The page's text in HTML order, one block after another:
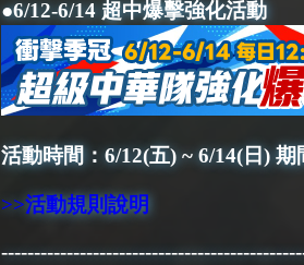
●6/12-6/14 超中爆擊強化活動
活動時間：6/12(五) ~ 6/14(日)
>>活動規則說明